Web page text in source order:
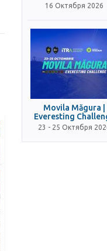
16 Октября 2026
Movila Măgura |
Everesting
23 - 25 Октября